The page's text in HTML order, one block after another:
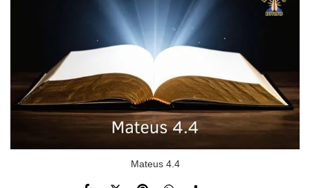
Mateus 4.4